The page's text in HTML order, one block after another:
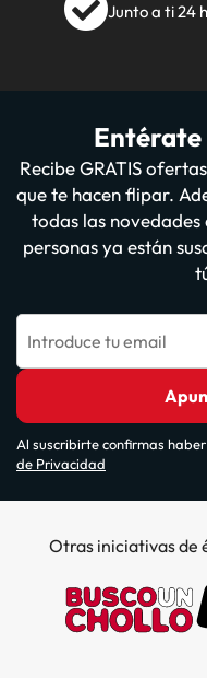
Junto a ti 24
Entérate
Recibe GRATIS
que te hacen flipar.
todas las
personas ya están
Introduce tu email
Al suscribirte confirmas
de Privacidad
Otras iniciativas de